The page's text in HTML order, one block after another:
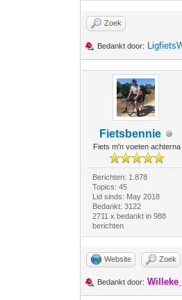
Zoek
Bedankt door:
Fietsbennie
Fiets m'n voeten achterna
Berichten: 1.878
Topics: 45
Lid sinds: May 2018
Bedankt: 3122
2711 x bedankt in 988
berichten
Website Zoek
Bedankt door: